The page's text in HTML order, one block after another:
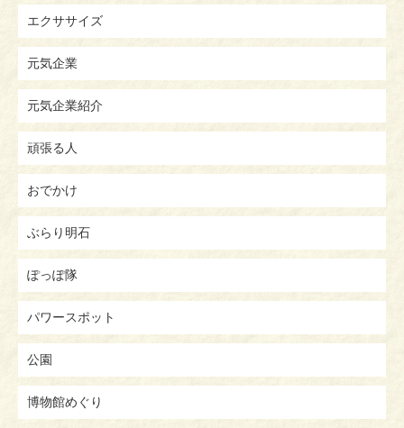
エクササイズ
元気企業
元気企業紹介
頑張る人
おでかけ
ぶらり明石
ぽっぽ隊
パワースポット
公園
博物館めぐり